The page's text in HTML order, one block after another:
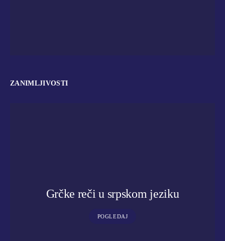
ZANIMLJIVOSTI
Grčke reči u srpskom jeziku
POGLEDAJ